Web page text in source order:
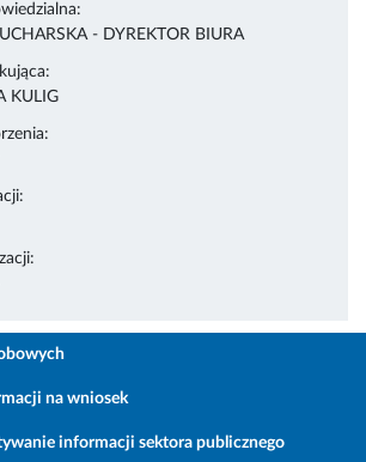
- DYREKTOR BIURA
KULIG
na wniosek
informacji sektora publicznego